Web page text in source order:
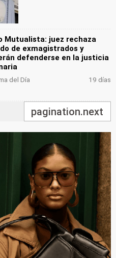
Mutualista: juez rechaza
de exmagistrados y
defenderse en la justicia
del Día 19 días
pagination.next